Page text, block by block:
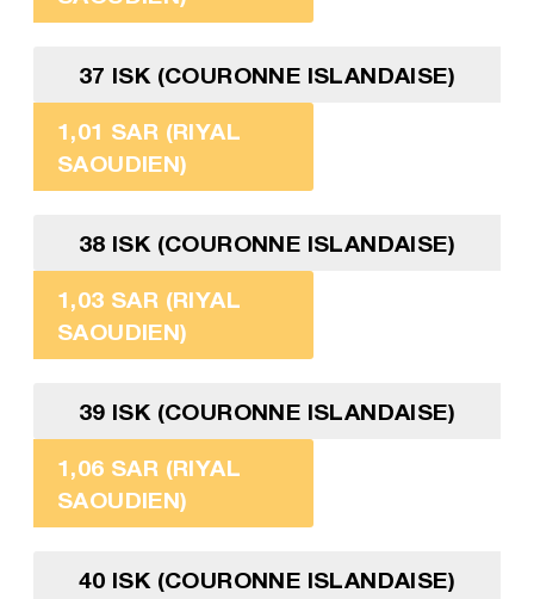
37 ISK (COURONNE ISLANDAISE)
1,01 SAR (RIYAL
SAOUDIEN)
38 ISK (COURONNE ISLANDAISE)
1,03 SAR (RIYAL
SAOUDIEN)
39 ISK (COURONNE ISLANDAISE)
1,06 SAR (RIYAL
SAOUDIEN)
40 ISK (COURONNE ISLANDAISE)